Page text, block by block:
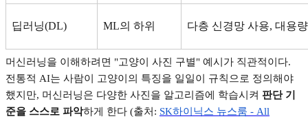
딥러닝(DL) ML의 하위 다층 신경망 사용, 대용
머신러닝을 이해하려면 "고양이 사진 구별" 예시가 직관적이다.
전통적 AI는 사람이 고양이의 특징을 일일이 규칙으로 정의해야
했지만, 머신러닝은 다양한 사진을 알고리즘에 학습시켜 판단 기
준을 스스로 파악하게 한다 (출처 : SK하이닉스 뉴스룸 - All